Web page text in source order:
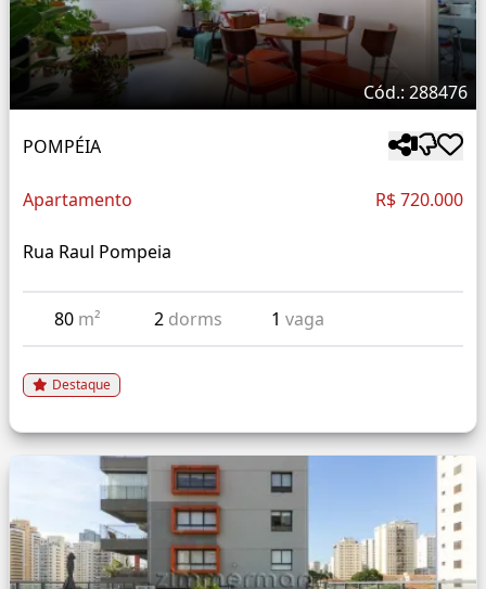
Cód.: 288476
POMPÉIA
Apartamento R$ 720.000
Rua Raul Pompeia
80 m² 2 dorms 1vaga
Destaque